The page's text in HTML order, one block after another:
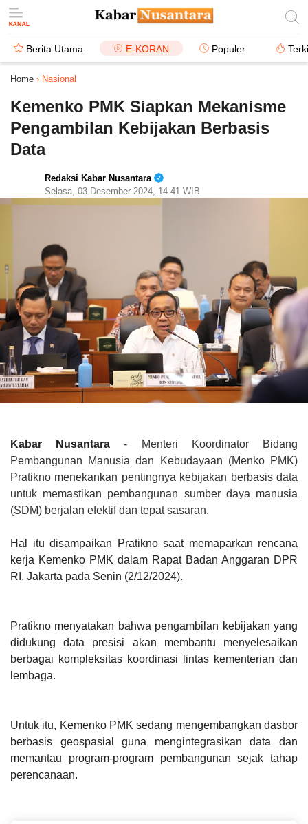
Berita Utama E-KORAN Populer
Home › Nasional
Kemenko PMK Siapkan Mekanisme
Pengambilan Kebijakan Berbasis
Data
Redaksi Kabar Nusantara
Selasa, 03 Desember 2024, 14.41 WIB
Kabar Nusantara -
Menteri Koordinator Bidang
Pembangunan Manusia dan Kebudayaan (Menko PMK)
Pratikno menekankan pentingnya kebijakan berbasis data
untuk memastikan pembangunan sumber daya manusia
(SDM) berjalan efektif dan tepat sasaran.
Hal itu disampaikan Pratikno saat memaparkan rencana
kerja Kemenko PMK dalam Rapat Badan Anggaran DPR
RI, Jakarta pada Senin (2/12/2024).
Pratikno menyatakan bahwa pengambilan kebijakan yang
didukung data presisi akan membantu menyelesaikan
berbagai kompleksitas koordinasi lintas kementerian dan
lembaga.
Untuk itu, Kemenko PMK sedang mengembangkan dasbor
berbasis geospasial guna mengintegrasikan data dan
memantau program-program pembangunan sejak tahap
perencanaan.